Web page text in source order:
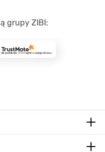
grupy ZIBI:
Na podstawie 8709opinii z całego okresu